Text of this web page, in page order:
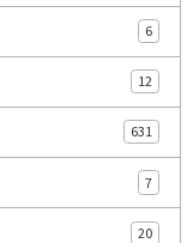
6
12
631
7
20